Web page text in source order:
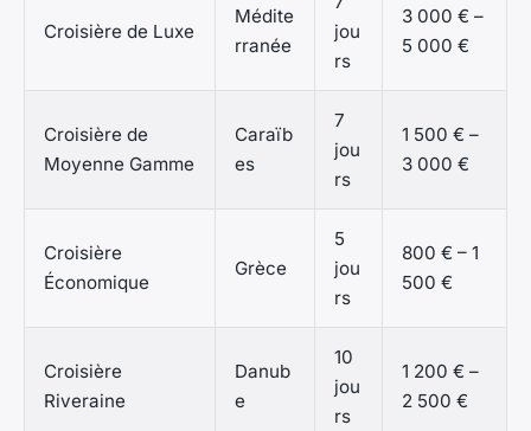
Croisière de Luxe
Médite
rranée
jou
rs
3 000 € –
5 000 €
Croisière de
Moyenne Gamme
Caraïb
es
7
jou
rs
1 500 € –
3 000 €
Croisière
Économique
Grèce
5
jou
rs
800 € – 1
500 €
Croisière
Riveraine
Danub
e
10
jou
rs
1 200 € –
2 500 €